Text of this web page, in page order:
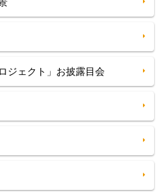
ジェクト」お披露目会